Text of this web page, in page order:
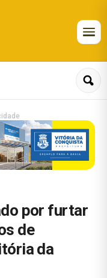
por furtar
de
da